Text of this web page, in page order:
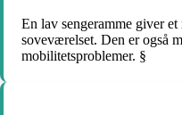
En lav sengeramme giver
soveværelset. Den er også
mobilitetsproblemer. §